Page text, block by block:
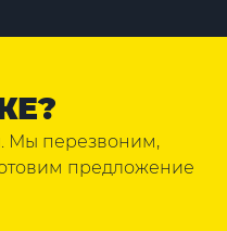
Мы перезвоним,
предложение